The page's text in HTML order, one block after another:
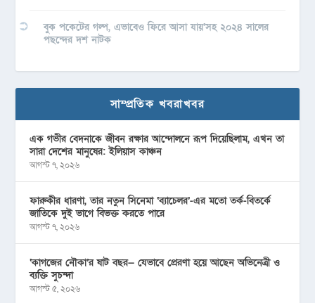
বুক পকেটের গল্প, এভাবেও ফিরে আসা যায়’সহ ২০২৪ সালের
পছন্দের দশ নাটক
সাম্প্রতিক খবরাখবর
এক গভীর বেদনাকে জীবন রক্ষার আন্দোলনে রূপ দিয়েছিলাম, এখন তা
সারা দেশের মানুষের: ইলিয়াস কাঞ্চন
আগস্ট ৭, ২০২৬
ফারুকীর ধারণা, তার নতুন সিনেমা ‘ব্যাচেলর’-এর মতো তর্ক-বিতর্কে
জাতিকে দুই ভাগে বিভক্ত করতে পারে
আগস্ট ৭, ২০২৬
‘কাগজের নৌকা’র ষাট বছর— যেভাবে প্রেরণা হয়ে আছেন অভিনেত্রী ও
ব্যক্তি সুচন্দা
আগস্ট ৫, ২০২৬